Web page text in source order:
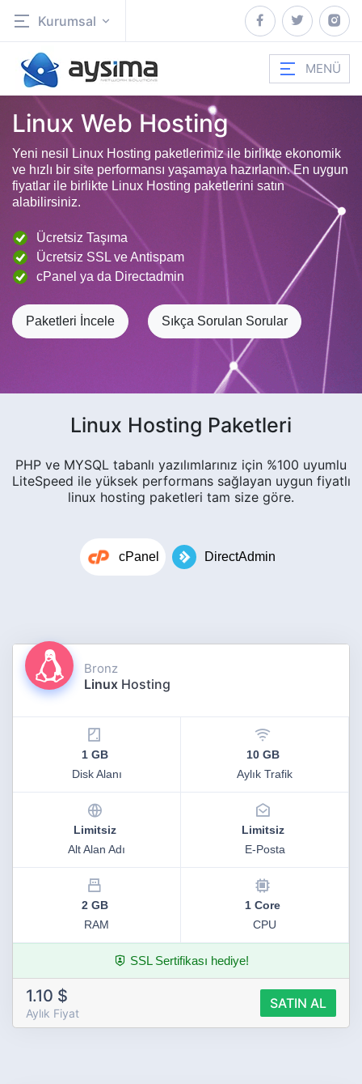
Kurumsal
MENÜ
Linux Web Hosting
Yeni nesil Linux Hosting paketlerimiz ile birlikte ekonomik
ve hızlı bir site performansı yaşamaya hazırlanın. En uygun
fiyatlar ile birlikte Linux Hosting paketlerini satın
alabilirsiniz.
Ücretsiz Taşıma
Ücretsiz SSL ve Antispam
cPanel ya da Directadmin
Paketleri İncele Sıkça Sorulan Sorular
Linux Hosting Paketleri
PHP ve MYSQL tabanlı yazılımlarınız için %100 uyumlu
LiteSpeed ile yüksek performans sağlayan uygun fiyatlı
linux hosting paketleri tam size göre.
cPanel DirectAdmin
Bronz
Linux Hosting
1 GB
Disk Alanı
10 GB
Aylık Trafik
Limitsiz
Alt Alan Adı
Limitsiz
E-Posta
2 GB
RAM
1 Core
CPU
SSL Sertifikası hediye!
1.10 $
Aylık Fiyat
SATIN AL